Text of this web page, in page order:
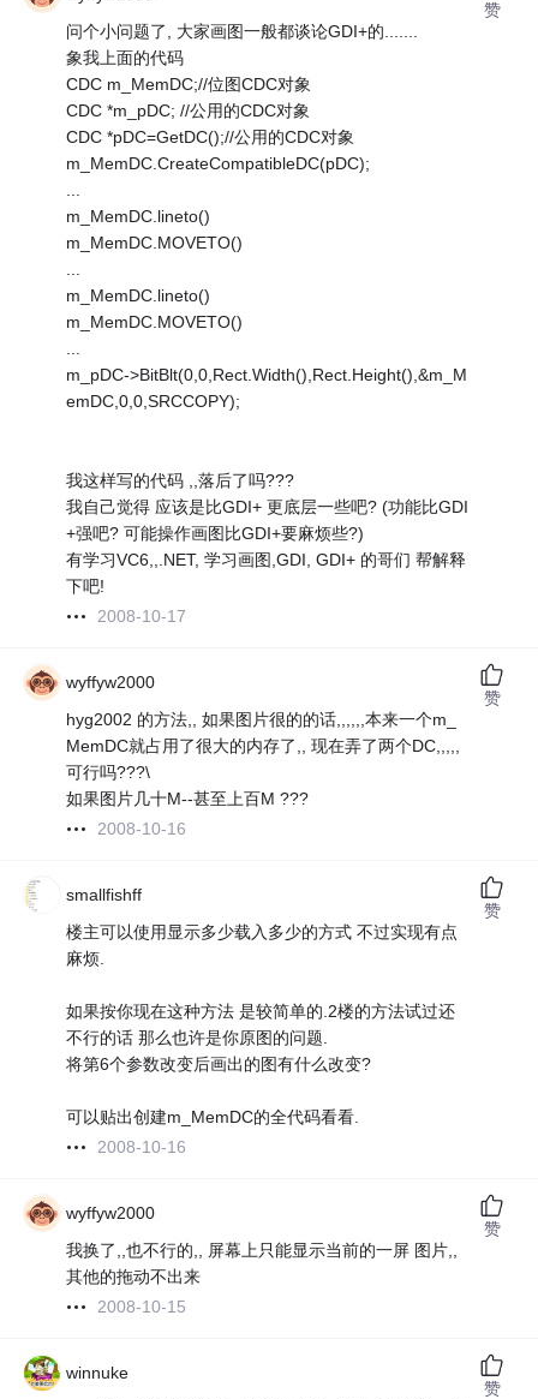
问个小问题了, 大家画图一般都谈论GDI+的.......
象我上面的代码
CDC m_MemDC;//位图CDC对象
CDC *m_pDC; //公用的CDC对象
CDC *pDC=GetDC();//公用的CDC对象
m_MemDC.CreateCompatibleDC(pDC);
...
m_MemDC.lineto()
m_MemDC.MOVETO()
...
m_MemDC.lineto()
m_MemDC.MOVETO()
...
m_pDC->BitBlt(0,0,Rect.Width(),Rect.Height(),&m_M
emDC,0,0,SRCCOPY);
我这样写的代码 ,,落后了吗???
我自己觉得 应该是比GDI+ 更底层一些吧? (功能比GDI
+强吧? 可能操作画图比GDI+要麻烦些?)
有学习VC6,,.NET, 学习画图,GDI, GDI+ 的哥们 帮解释
下吧!
2008-10-17
赞
wyffyw2000
hyg2002 的方法,, 如果图片很的的话,,,,,,本来一个m_
MemDC就占用了很大的内存了,, 现在弄了两个DC,,,,,
可行吗???\
如果图片几十M--甚至上百M ???
2008-10-16
赞
smallfishff
楼主可以使用显示多少载入多少的方式 不过实现有点
麻烦.
如果按你现在这种方法 是较简单的.2楼的方法试过还
不行的话 那么也许是你原图的问题.
将第6个参数改变后画出的图有什么改变?
可以贴出创建m_MemDC的全代码看看.
2008-10-16
赞
wyffyw2000
我换了,,也不行的,, 屏幕上只能显示当前的一屏 图片,,
其他的拖动不出来
2008-10-15
赞
winnuke
赞